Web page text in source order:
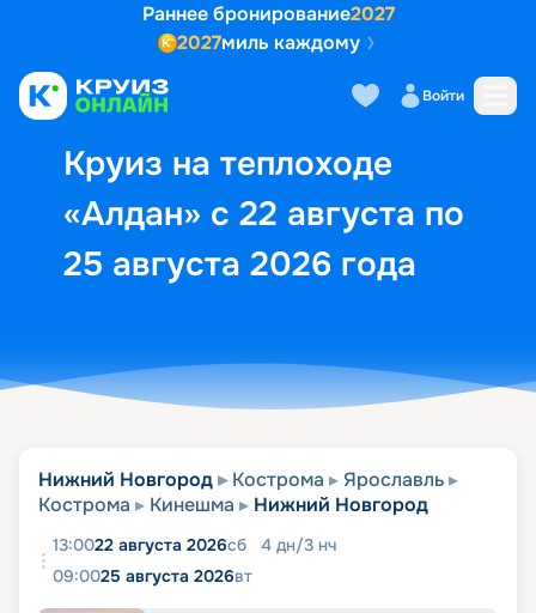
Раннее бронирование2027
2027миль каждому
Войти
Круиз на теплоходе
«Алдан» с 22 августа по
25 августа 2026 года
Выбор кают Маршрут и
Нижний Новгород Кострома
Ярославль
Кострома
Кинешма Нижний Новгород
13:0022 августа 2026сб 4 дн/3 нч
09:0025 августа 2026вт